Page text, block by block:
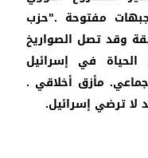
جبهات مفتوحة ."حزب
وقد تصل الصواريخ
في إسرائيل
مأزق أخلاقي .
ترضي إسرائيل.